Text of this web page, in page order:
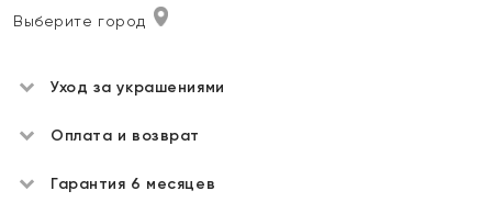
Выберите город
Уход за украшениями
Оплата и возврат
Гарантия 6 месяцев